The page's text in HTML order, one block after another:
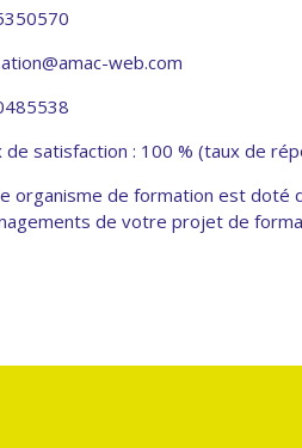
web.com
de satisfaction : 100 % (taux de
organisme de formation est doté
de votre projet de